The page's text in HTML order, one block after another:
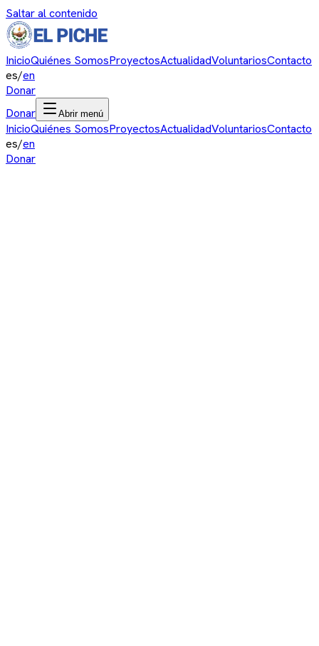
Saltar al contenido
InicioQuiénes SomosProyectosActualidadVoluntariosContacto
es/en
Donar
Donar
Abrir menú
InicioQuiénes SomosProyectosActualidadVoluntariosContacto
es/en
Donar